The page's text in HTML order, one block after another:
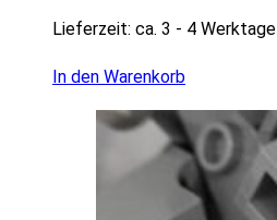
Lieferzeit: ca. 3 - 4 Werktage
In den Warenkorb